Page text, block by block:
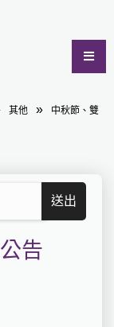
其他
中秋節、雙
告